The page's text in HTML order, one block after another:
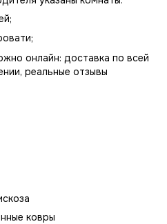
онлайн: доставка по всей
реальные отзывы
ковры